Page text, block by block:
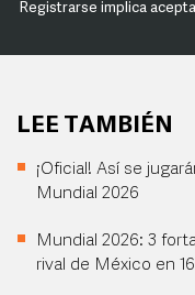
Registrarse implica
LEE TAMBIÉN
¡Oficial! Así se
Mundial 2026
Mundial 2026: 3
rival de México en